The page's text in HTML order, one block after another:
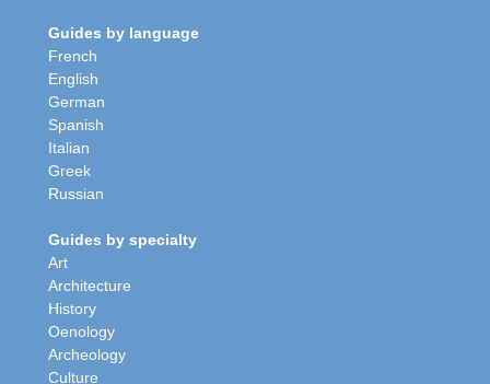
Guides by language
French
English
German
Spanish
Italian
Greek
Russian
Guides by specialty
Art
Architecture
History
Oenology
Archeology
Culture